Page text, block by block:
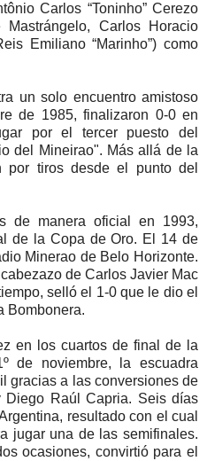
Carlos “Toninho” Cerezo
Carlos Horacio
Emiliano “Marinho”) como
un solo encuentro amistoso
de 1985, finalizaron 0-0 en
por el tercer puesto del
del Mineirao". Más allá de la
por tiros desde el punto del
de manera oficial en 1993,
de la Copa de Oro. El 14 de
Minerao de Belo Horizonte.
de Carlos Javier Mac
selló el 1-0 que le dio el
Bombonera.
en los cuartos de final de la
de noviembre, la escuadra
gracias a las conversiones de
Diego Raúl Capria. Seis días
resultado con el cual
jugar una de las semifinales.
ocasiones, convirtió para el